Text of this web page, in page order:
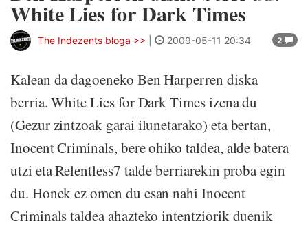
White Lies for Dark Times
2
The Indezents bloga >> 2009-05-11 20:34
Kalean da dagoeneko Ben Harperren diska
berria. White Lies for Dark Times izena du
(Gezur zintzoak garai ilunetarako) eta bertan,
Inocent Criminals, bere ohiko taldea, alde batera
utzi eta Relentless7 talde berriarekin proba egin
du. Honek ez omen du esan nahi Inocent
Criminals taldea ahazteko intentziorik duenik